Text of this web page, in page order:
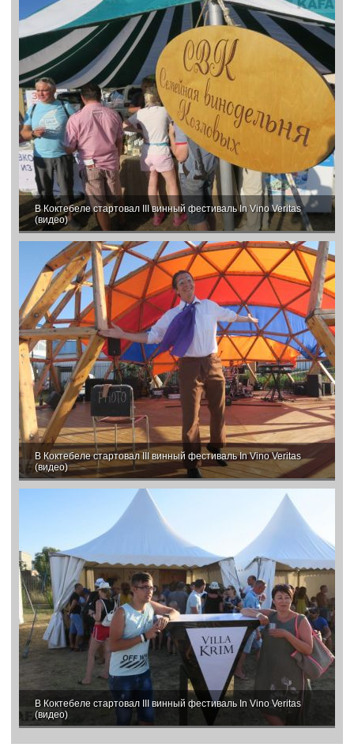
В Коктебеле стартовал III винный фестиваль In Vino Veritas
(видео)
В Коктебеле стартовал III винный фестиваль In Vino Veritas
(видео)
В Коктебеле стартовал III винный фестиваль In Vino Veritas
(видео)